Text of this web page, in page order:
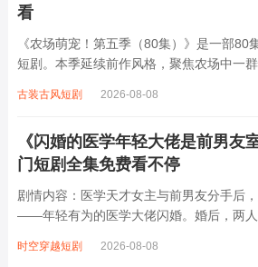
看
《农场萌宠！第五季（80集）》是一部80
短剧。本季延续前作风格，聚焦农场中一
理羊群却常帮倒忙，傲娇猫咪“雪球”总用
古装古风短剧 2026-08-08
《闪婚的医学年轻大佬是前男友
门短剧全集免费看不停
剧情内容：医学天才女主与前男友分手后
——年轻有为的医学大佬闪婚。婚后，两人
试图破坏他们的感情，还制造各种误会。
时空穿越短剧 2026-08-08